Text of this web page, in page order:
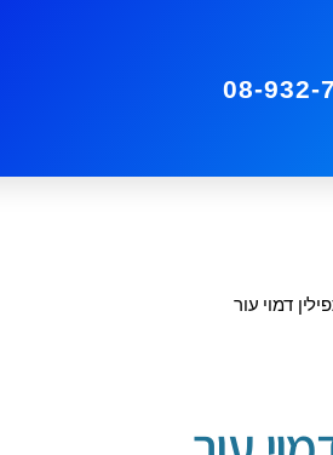
08-932-
דמוי עור